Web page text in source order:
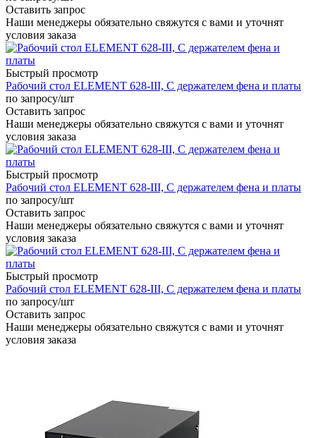
Оставить запрос
Наши менеджеры обязательно свяжутся с вами и уточнят
условия заказа
Быстрый просмотр
Рабочий стол ELEMENT 628-III, С держателем фена и платы
по запросу/шт
Оставить запрос
Наши менеджеры обязательно свяжутся с вами и уточнят
условия заказа
Быстрый просмотр
Рабочий стол ELEMENT 628-III, С держателем фена и платы
по запросу/шт
Оставить запрос
Наши менеджеры обязательно свяжутся с вами и уточнят
условия заказа
Быстрый просмотр
Рабочий стол ELEMENT 628-III, С держателем фена и платы
по запросу/шт
Оставить запрос
Наши менеджеры обязательно свяжутся с вами и уточнят
условия заказа